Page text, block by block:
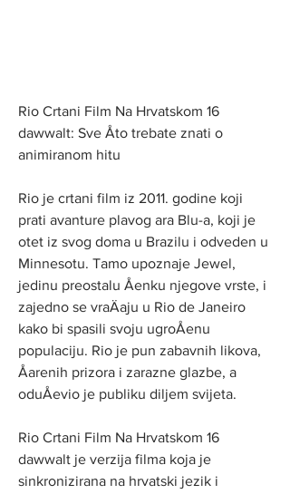
Rio Crtani Film Na Hrvatskom 16
dawwalt: Sve Åto trebate znati o
animiranom hitu
Rio je crtani film iz 2011. godine koji
prati avanture plavog ara Blu-a, koji je
otet iz svog doma u Brazilu i odveden u
Minnesotu. Tamo upoznaje Jewel,
jedinu preostalu Åenku njegove vrste, i
zajedno se vraÄaju u Rio de Janeiro
kako bi spasili svoju ugroÅenu
populaciju. Rio je pun zabavnih likova,
Åarenih prizora i zarazne glazbe, a
oduÅevio je publiku diljem svijeta.
Rio Crtani Film Na Hrvatskom 16
dawwalt je verzija filma koja je
sinkronizirana na hrvatski jezik i